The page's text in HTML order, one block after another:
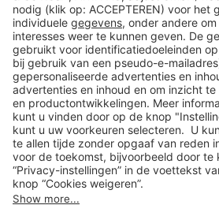
Klantenservice
Shop
Acties